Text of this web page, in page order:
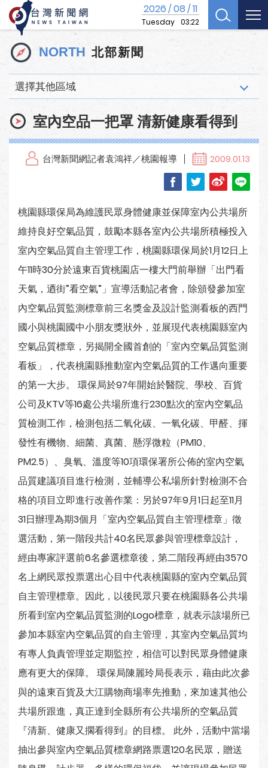
2026/08/11
Tuesday 03:22
NORTH 北部新聞
選擇其他區域
室內空品一把罩 清新健康看得到
台灣新聞網記者袁鴻祥／桃園報導 2009.01.13
桃園縣環保局為維護民眾身體健康並保障室內公共場所
維持良好空氣品質，鼓勵本縣各室內公共場所積極投入
室內空氣品質自主管理工作，桃園縣環保局於1月12日上
午11時30分於遠東百貨桃園店一樓大門前舉辦「出門看
天氣，迺街”看空氣”」宣導活動記者會，除頒發參加室
內空氣品質監測標章前三名獎金及設計監測看板的西門
國小與桃園國中小朋友獎狀外，並展現代表桃園縣室內
空氣品質標章，另揭開全國首創的「室內空氣品質監測
看板」，代表桃園縣推動室內空氣品質的工作邁向重要
的第一大步。 環保局於97年開始於醫院、學校、百貨
公司及KTV等16處公共場所進行230點次的室內空氣品
質檢測工作，檢測包括二氧化碳、一氧化碳、甲醛、揮
發性有機物、細菌、真菌、懸浮微粒（PM10、
PM2.5）、臭氧、溫度等10項環保署所公佈的室內空氣
品質建議項目進行檢測，並輔導公私場所針對檢測不合
格的項目立即進行改善作業：另於97年9月1日起至11月
31日辦理為期3個月「室內空氣品質自主管理標章」徵
選活動，第一階段共計40名民眾參與管理標章設計，
經由專家評選前6名參選標章後，第二階段再經由3570
名上網民眾投票選出心目中代表桃園縣的室內空氣品質
自主管理標章。因此，以後民眾只要在桃園縣各公共場
所看到室內空氣品質監測的Logo標章，就表示該場所已
參加本縣室內空氣品質的自主管理，其室內空氣品質均
有專人負責管理並定期監控，相信可以對民眾身體健康
應有更大的保障。 環保局陳麗玲局長表示，藉由此次參
與的遠東百貨及大江購物商場率先推動，來加速其他公
共場所跟進，真正達到全縣所有公共場所的空氣品質
『清新、健康又擱看得到』的目標。 此外，活動中當場
抽出參與室內空氣品質標章網路票選120名民眾，贈送